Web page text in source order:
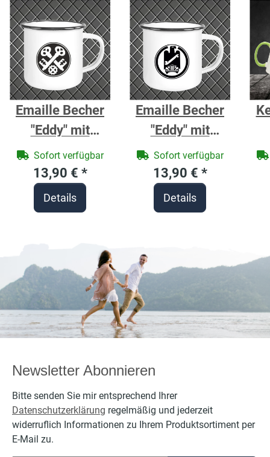
Emaille Becher
"Eddy" mit
Motivdruck
Schlosser
Sofort verfügbar
13,90 € *
Details
Emaille Becher
"Eddy" mit
Motivdruck
Mechatroniker
Sofort verfügbar
13,90 € *
Details
Newsletter Abonnieren
Bitte senden Sie mir entsprechend Ihrer
Datenschutzerklärung regelmäßig und jederzeit
widerruflich Informationen zu Ihrem Produktsortiment per
E-Mail zu.